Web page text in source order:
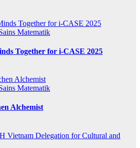
Matematik
Together for i-CASE 2025
Matematik
Alchemist